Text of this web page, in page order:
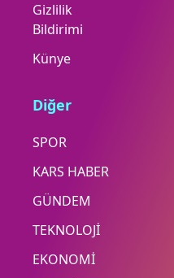
Gizlilik
Bildirimi
Künye
Diğer
SPOR
KARS HABER
GÜNDEM
TEKNOLOJİ
EKONOMİ